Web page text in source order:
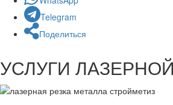
Telegram
Поделиться
УСЛУГИ